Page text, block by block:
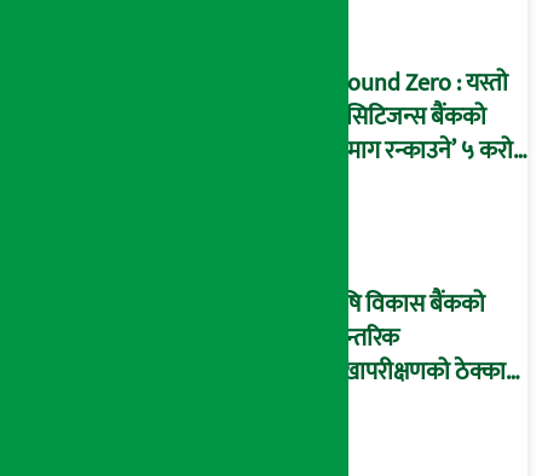
Ground Zero : यस्तो
छ सिटिजन्स बैंकको
‘दिमाग रन्काउने’ ५ करोड
कृषि विकास बैंकको
आन्तरिक
लेखापरीक्षणको ठेक्का